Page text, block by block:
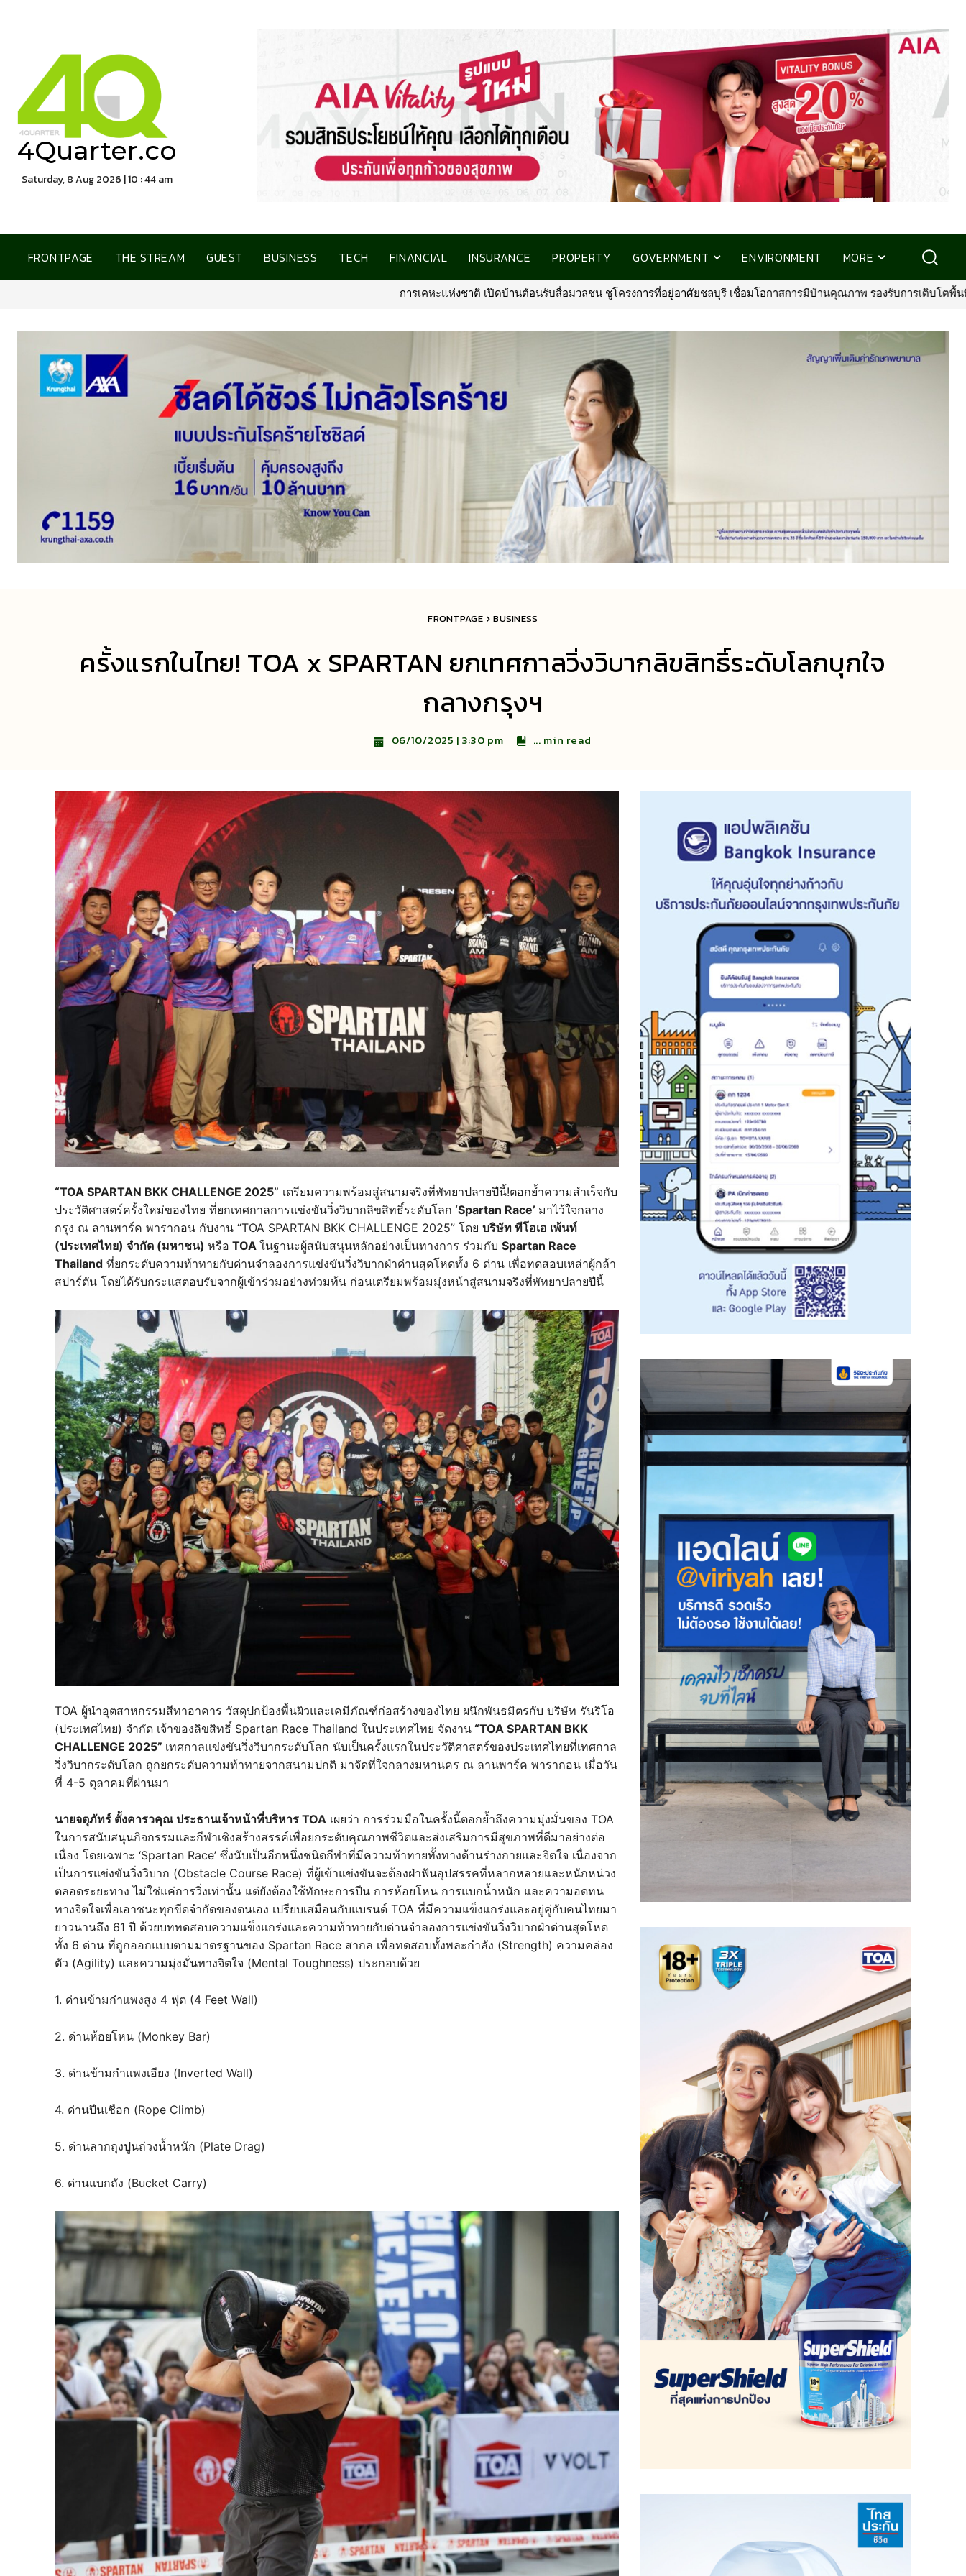
4Quarter.co
Saturday, 8 Aug 2026 | 10 : 44 am
FRONTPAGE THE STREAM GUEST BUSINESS TECH FINANCIAL INSURANCE PROPERTY GOVERNMENT ENVIRONMENT MORE
การเคหะแห่งชาติ เปิดบ้านต้อนรับสื่อมวลชน ชูโครงการที่อยู่อาศัยชลบุรี เชื่อมโอกาสการมีบ้านคุณภาพ รองรับการเติบโตพื้นที่ EEC•พรูเด็นเชียล ประเทศไทย จับมือ มิชลิน ไกด์
FRONTPAGE BUSINESS
ครั้งแรกในไทย! TOA x SPARTAN ยกเทศกาลวิ่งวิบากลิขสิทธิ์ระดับโลกบุกใจ
กลางกรุงฯ
06/10/2025 | 3:30 pm ... min read
“TOA SPARTAN BKK CHALLENGE 2025” เตรียมความพร้อมสู่สนามจริงที่พัทยาปลายปีนี้!ตอกย้ำความสำเร็จกับ
ประวัติศาสตร์ครั้งใหม่ของไทย ที่ยกเทศกาลการแข่งขันวิ่งวิบากลิขสิทธิ์ระดับโลก ‘Spartan Race’ มาไว้ใจกลาง
กรุง ณ ลานพาร์ค พารากอน กับงาน “TOA SPARTAN BKK CHALLENGE 2025” โดย บริษัท ทีโอเอ เพ้นท์
(ประเทศไทย) จำกัด (มหาชน) หรือ TOA ในฐานะผู้สนับสนุนหลักอย่างเป็นทางการ ร่วมกับ Spartan Race
Thailand ที่ยกระดับความท้าทายกับด่านจำลองการแข่งขันวิ่งวิบากฝ่าด่านสุดโหดทั้ง 6 ด่าน เพื่อทดสอบเหล่าผู้กล้า
สปาร์ตัน โดยได้รับกระแสตอบรับจากผู้เข้าร่วมอย่างท่วมท้น ก่อนเตรียมพร้อมมุ่งหน้าสู่สนามจริงที่พัทยาปลายปีนี้
TOA ผู้นำอุตสาหกรรมสีทาอาคาร วัสดุปกป้องพื้นผิวและเคมีภัณฑ์ก่อสร้างของไทย ผนึกพันธมิตรกับ บริษัท รันริโอ
(ประเทศไทย) จำกัด เจ้าของลิขสิทธิ์ Spartan Race Thailand ในประเทศไทย จัดงาน “TOA SPARTAN BKK
CHALLENGE 2025” เทศกาลแข่งขันวิ่งวิบากระดับโลก นับเป็นครั้งแรกในประวัติศาสตร์ของประเทศไทยที่เทศกาล
วิ่งวิบากระดับโลก ถูกยกระดับความท้าทายจากสนามปกติ มาจัดที่ใจกลางมหานคร ณ ลานพาร์ค พารากอน เมื่อวัน
ที่ 4-5 ตุลาคมที่ผ่านมา
นายจตุภัทร์ ตั้งคารวคุณ ประธานเจ้าหน้าที่บริหาร TOA เผยว่า การร่วมมือในครั้งนี้ตอกย้ำถึงความมุ่งมั่นของ TOA
ในการสนับสนุนกิจกรรมและกีฬาเชิงสร้างสรรค์เพื่อยกระดับคุณภาพชีวิตและส่งเสริมการมีสุขภาพที่ดีมาอย่างต่อ
เนื่อง โดยเฉพาะ ‘Spartan Race’ ซึ่งนับเป็นอีกหนึ่งชนิดกีฬาที่มีความท้าทายทั้งทางด้านร่างกายและจิตใจ เนื่องจาก
เป็นการแข่งขันวิ่งวิบาก (Obstacle Course Race) ที่ผู้เข้าแข่งขันจะต้องฝ่าฟันอุปสรรคที่หลากหลายและหนักหน่วง
ตลอดระยะทาง ไม่ใช่แค่การวิ่งเท่านั้น แต่ยังต้องใช้ทักษะการปีน การห้อยโหน การแบกน้ำหนัก และความอดทน
ทางจิตใจเพื่อเอาชนะทุกขีดจำกัดของตนเอง เปรียบเสมือนกับแบรนด์ TOA ที่มีความแข็งแกร่งและอยู่คู่กับคนไทยมา
ยาวนานถึง 61 ปี ด้วยบททดสอบความแข็งแกร่งและความท้าทายกับด่านจำลองการแข่งขันวิ่งวิบากฝ่าด่านสุดโหด
ทั้ง 6 ด่าน ที่ถูกออกแบบตามมาตรฐานของ Spartan Race สากล เพื่อทดสอบทั้งพละกำลัง (Strength) ความคล่อง
ตัว (Agility) และความมุ่งมั่นทางจิตใจ (Mental Toughness) ประกอบด้วย
1. ด่านข้ามกำแพงสูง 4 ฟุต (4 Feet Wall)
2. ด่านห้อยโหน (Monkey Bar)
3. ด่านข้ามกำแพงเอียง (Inverted Wall)
4. ด่านปีนเชือก (Rope Climb)
5. ด่านลากถุงปูนถ่วงน้ำหนัก (Plate Drag)
6. ด่านแบกถัง (Bucket Carry)